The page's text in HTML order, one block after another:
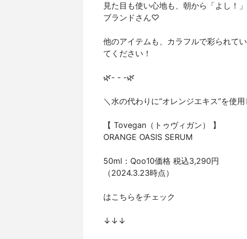
見た目も使い心地も、朝から「よし！
ブランドさん♡
他のアイテムも、カラフルで彩られて
てください！
🌿- - -🌿
＼水の代わりに”オレンジエキス”を使
【 Tovegan（トゥヴィガン） 】
ORANGE OASIS SERUM
50ml：Qoo10価格 税込3,290円
（2024.3.23時点）
はこちらをチェック
↓↓↓